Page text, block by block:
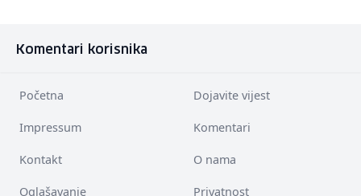
Komentari korisnika
Početna Dojavite vijest
Impressum Komentari
Kontakt O nama
Oglašavanje Privatnost